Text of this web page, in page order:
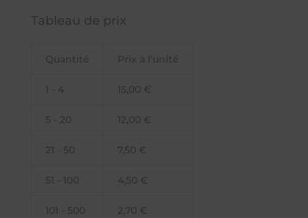
Tableau de prix
Quantité Prix à l'unité
1 - 4 15,00 €
5 - 20 12,00 €
21 - 50 7,50 €
51 - 100 4,50 €
101 - 500 2,70 €